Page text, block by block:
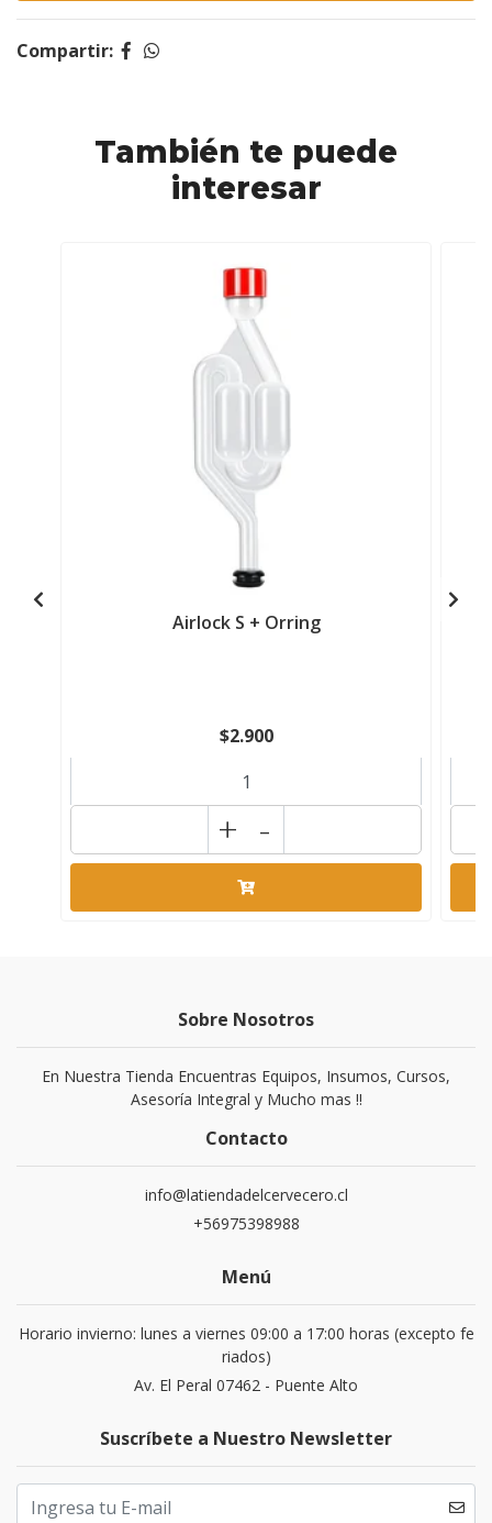
Compartir:
También te puede
interesar
Airlock S + Orring
$2.900
+ -
Sobre Nosotros
En Nuestra Tienda Encuentras Equipos, Insumos, Cursos,
Asesoría Integral y Mucho mas !!
Contacto
info@latiendadelcervecero.cl
+56975398988
Menú
Horario invierno: lunes a viernes 09:00 a 17:00 horas (excepto fe
riados)
Av. El Peral 07462 - Puente Alto
Suscríbete a Nuestro Newsletter